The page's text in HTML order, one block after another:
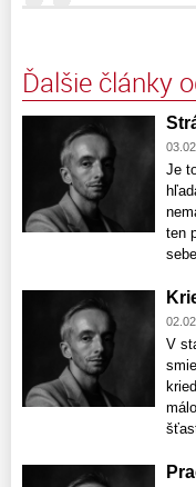
Ďalšie články
Je
ten
V